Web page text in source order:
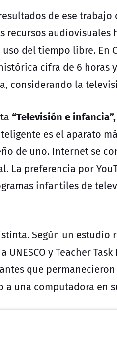
de ese
recursos audiovisuales
del tiempo libre. En
cifra de 6 horas
considerando la
“Televisión e
es el aparato
de uno. Internet se
La preferencia por
infantiles de
Según un estudio
y Teacher
que
una computadora en